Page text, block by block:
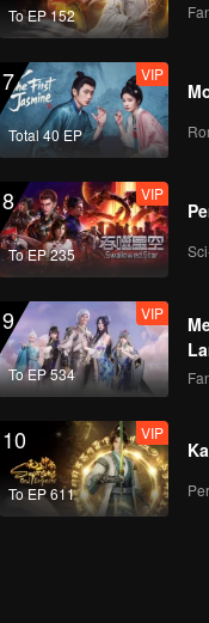
To EP 152
7
Total 40 EP
VIP
8
To EP 235
VIP
9
To EP 534
VIP
10
To EP 611
VIP